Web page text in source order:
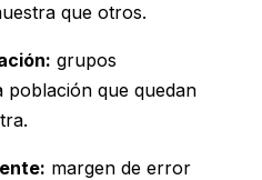
que otros.
grupos
población que quedan
margen de error